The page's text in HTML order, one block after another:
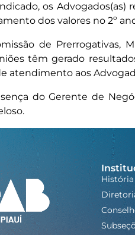
os
dos valores no 2º
de
têm gerado
atendimento aos
do Gerente de
História